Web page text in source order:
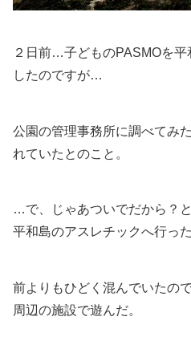
２日前…子どものPASMOを平
したのですが…
公園の管理事務所に調べてみ
れていたとのこと。
…で、じゃあついでだから？
平和島のアスレチックへ行った
前よりもひどく混んでいたの
周辺の施設で遊んだ。